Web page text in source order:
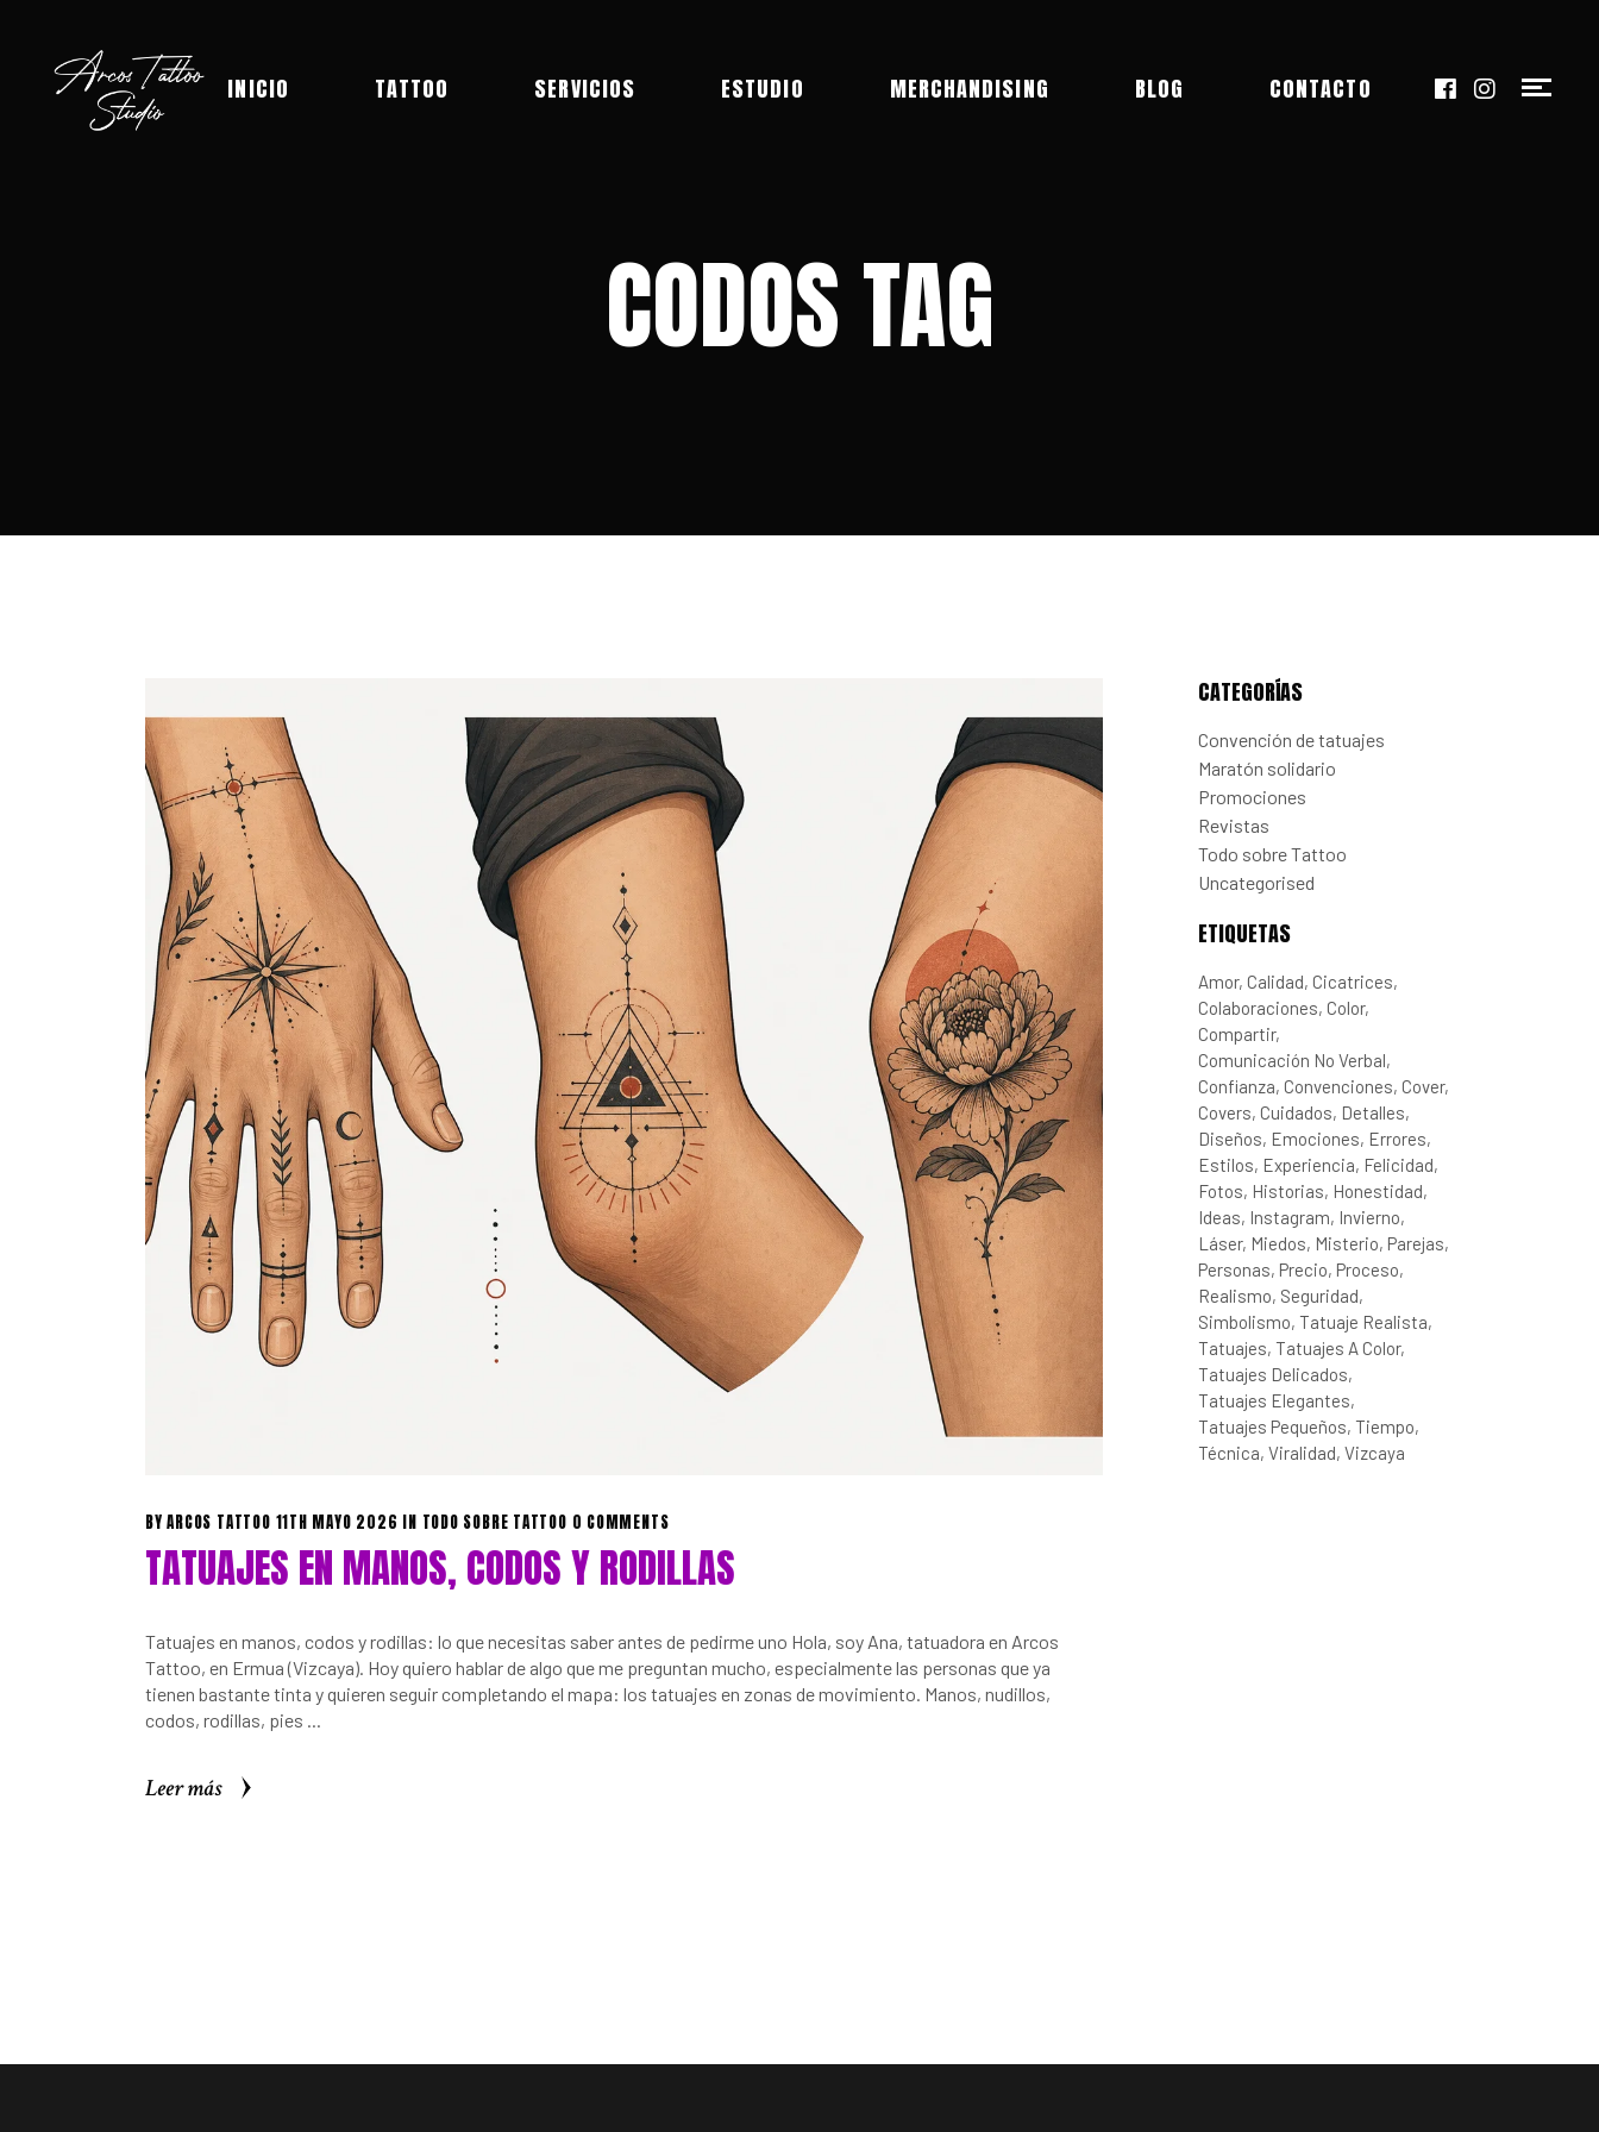
INICIO TATTOO SERVICIOS ESTUDIO MERCHANDISING BLOG CONTACTO
CODOS TAG
BYARCOS TATTOO 11TH MAYO 2026 IN TODO SOBRE TATTOO 0 COMMENTS
TATUAJES EN MANOS, CODOS Y RODILLAS
Tatuajes en manos, codos y rodillas: lo que necesitas saber antes de pedirme uno Hola, soy Ana, tatuadora en Arcos
Tattoo, en Ermua (Vizcaya). Hoy quiero hablar de algo que me preguntan mucho, especialmente las personas que ya
tienen bastante tinta y quieren seguir completando el mapa: los tatuajes en zonas de movimiento. Manos, nudillos,
codos, rodillas, pies
Leer más
CATEGORÍAS
Convención de tatuajes
Maratón solidario
Promociones
Revistas
Todo sobre Tattoo
Uncategorised
ETIQUETAS
Amor Calidad Cicatrices
Colaboraciones Color
Compartir
Comunicación No Verbal
Confianza Convenciones Cover
Covers Cuidados Detalles
Diseños Emociones Errores
Estilos Experiencia Felicidad
Fotos Historias Honestidad
Ideas Instagram Invierno
Láser Miedos Misterio Parejas
Personas Precio Proceso
Realismo Seguridad
Simbolismo Tatuaje Realista
Tatuajes Tatuajes A Color
Tatuajes Delicados
Tatuajes Elegantes
Tatuajes Pequeños Tiempo
Técnica Viralidad Vizcaya